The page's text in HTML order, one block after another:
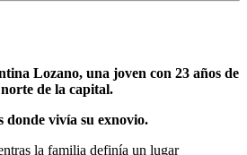
Lozano, una joven con 23 años de
de la capital.
donde vivía su exnovio.
la familia definía un lugar